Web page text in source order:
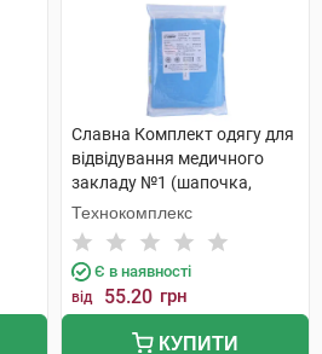
Славна Комплект одягу для
відвідування медичного
закладу №1 (шапочка,
маска, накидка, бахіли)
1231201 1 шт
Технокомплекс
Є в наявності
від 55.20 грн
КУПИТИ